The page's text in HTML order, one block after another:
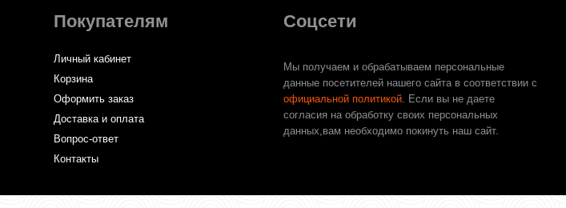
Покупателям
Личный кабинет
Корзина
Оформить заказ
Доставка и оплата
Вопрос-ответ
Контакты
Соцсети
Мы получаем и обрабатываем персональные
данные посетителей нашего сайта в соответствии с
официальной политикой. Если вы не даете
согласия на обработку своих персональных
данных,вам необходимо покинуть наш сайт.